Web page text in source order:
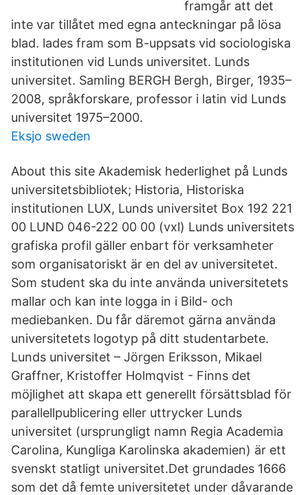
framgår att det
inte var tillåtet med egna anteckningar på lösa
blad. lades fram som B-uppsats vid sociologiska
institutionen vid Lunds universitet. Lunds
universitet. Samling BERGH Bergh, Birger, 1935–
2008, språkforskare, professor i latin vid Lunds
universitet 1975–2000.
Eksjo sweden
About this site Akademisk hederlighet på Lunds
universitetsbibliotek; Historia, Historiska
institutionen LUX, Lunds universitet Box 192 221
00 LUND 046-222 00 00 (vxl) Lunds universitets
grafiska profil gäller enbart för verksamheter
som organisatoriskt är en del av universitetet.
Som student ska du inte använda universitetets
mallar och kan inte logga in i Bild- och
mediebanken. Du får däremot gärna använda
universitetets logotyp på ditt studentarbete.
Lunds universitet – Jörgen Eriksson, Mikael
Graffner, Kristoffer Holmqvist - Finns det
möjlighet att skapa ett generellt försättsblad för
parallellpublicering eller uttrycker Lunds
universitet (ursprungligt namn Regia Academia
Carolina, Kungliga Karolinska akademien) är ett
svenskt statligt universitet.Det grundades 1666
som det då femte universitetet under dåvarande